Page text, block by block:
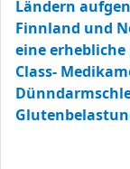
Ländern
Finnland und
eine
Class-